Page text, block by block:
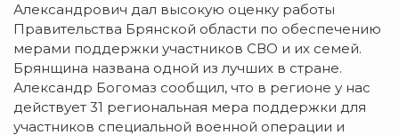
Александрович дал высокую оценку работы
Правительства Брянской области по обеспечению
мерами поддержки участников СВО и их семей.
Брянщина названа одной из лучших в стране.
Александр Богомаз сообщил, что в регионе у нас
действует 31 региональная мера поддержки для
участников специальной военной операции и